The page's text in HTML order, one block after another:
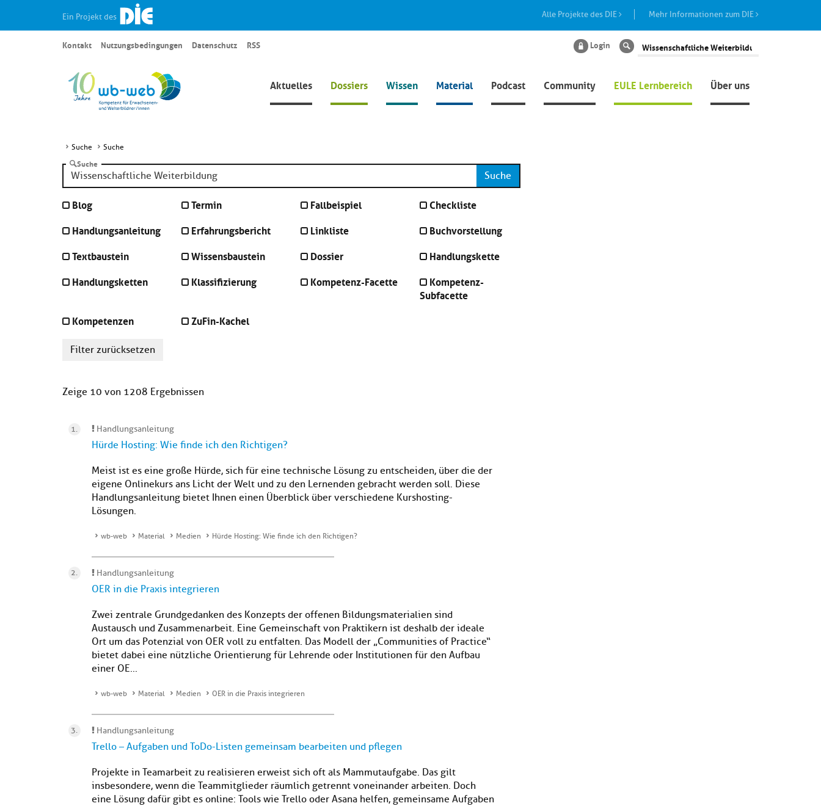
Ein Projekt des Alle Projekte des DIE Mehr Informationen zum DIE
Aktuelles Dossiers Wissen Material Podcast Community EULE Lernbereich Über uns
Kontakt Nutzungsbedingungen Datenschutz RSS Login Suche
Suche Suche
Suche
Suche
Blog Termin Fallbeispiel
Checkliste
Handlungsanleitung
Erfahrungsbericht Linkliste
Buchvorstellung
Textbaustein
Wissensbaustein Dossier
Handlungskette
Handlungsketten
Klassifizierung Kompetenz-Facette
Kompetenz-
Subfacette
Kompetenzen
ZuFin-Kachel
Filter zurücksetzen
Zeige 10 von 1208 Ergebnissen
Handlungsanleitung
Hürde Hosting: Wie finde ich den Richtigen?
Meist ist es eine große Hürde, sich für eine technische Lösung zu entscheiden, über die der
eigene Onlinekurs ans Licht der Welt und zu den Lernenden gebracht werden soll. Diese
Handlungsanleitung bietet Ihnen einen Überblick über verschiedene Kurshosting-
Lösungen.
wb-web Material Medien Hürde Hosting: Wie finde ich den Richtigen?
Handlungsanleitung
OER in die Praxis integrieren
Zwei zentrale Grundgedanken des Konzepts der offenen Bildungsmaterialien sind
Austausch und Zusammenarbeit. Eine Gemeinschaft von Praktikern ist deshalb der ideale
Ort um das Potenzial von OER voll zu entfalten. Das Modell der „Communities of Practice“
bietet dabei eine nützliche Orientierung für Lehrende oder Institutionen für den Aufbau
einer OE...
wb-web Material Medien OER in die Praxis integrieren
Handlungsanleitung
Trello – Aufgaben und ToDo-Listen gemeinsam bearbeiten und pflegen
Projekte in Teamarbeit zu realisieren erweist sich oft als Mammutaufgabe. Das gilt
insbesondere, wenn die Teammitglieder räumlich getrennt voneinander arbeiten. Doch
eine Lösung dafür gibt es online: Tools wie Trello oder Asana helfen, gemeinsame Aufgaben